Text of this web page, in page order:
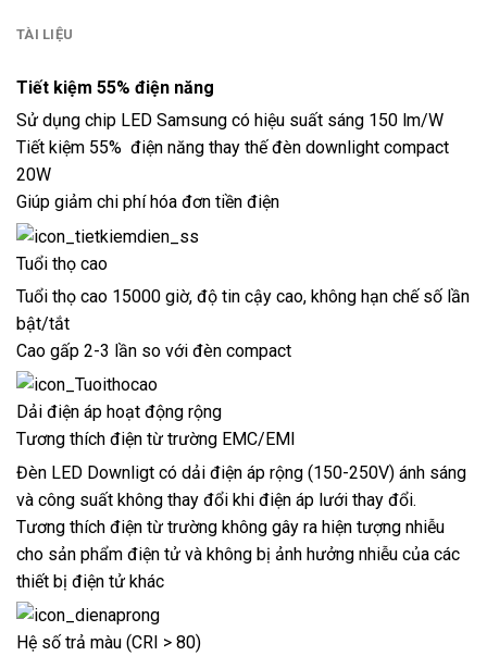
TÀI LIỆU
Tiết kiệm 55% điện năng
Sử dụng chip LED Samsung có hiệu suất sáng 150 lm/W
Tiết kiệm 55% điện năng thay thế đèn downlight compact
20W
Giúp giảm chi phí hóa đơn tiền điện
Tuổi thọ cao
Tuổi thọ cao 15000 giờ, độ tin cậy cao, không hạn chế số lần
bật/tắt
Cao gấp 2-3 lần so với đèn compact
Dải điện áp hoạt động rộng
Tương thích điện từ trường EMC/EMI
Đèn LED Downligt có dải điện áp rộng (150-250V) ánh sáng
và công suất không thay đổi khi điện áp lưới thay đổi.
Tương thích điện từ trường không gây ra hiện tượng nhiễu
cho sản phẩm điện tử và không bị ảnh hưởng nhiễu của các
thiết bị điện tử khác
Hệ số trả màu (CRI > 80)